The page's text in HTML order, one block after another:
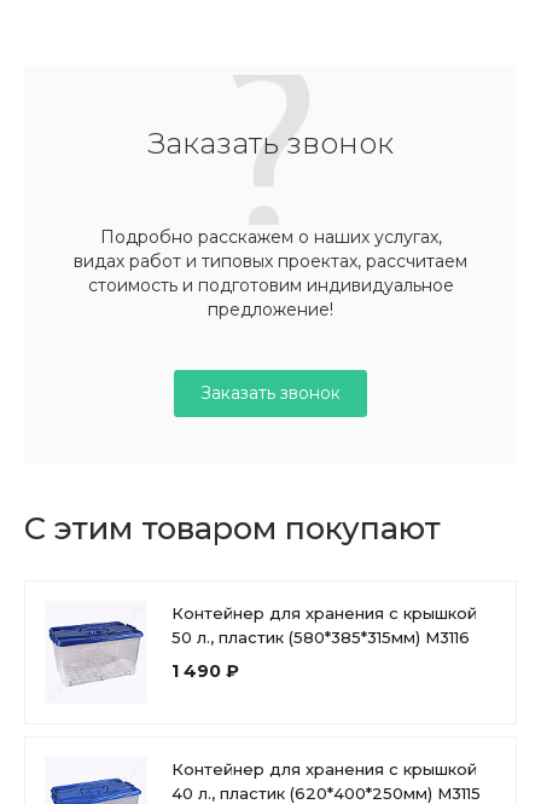
Заказать звонок
Подробно расскажем о наших услугах,
видах работ и типовых проектах, рассчитаем
стоимость и подготовим индивидуальное
предложение!
Заказать звонок
С этим товаром покупают
Контейнер для хранения с крышкой
50 л., пластик (580*385*315мм) М3116
1 490 ₽
Контейнер для хранения с крышкой
40 л., пластик (620*400*250мм) М3115